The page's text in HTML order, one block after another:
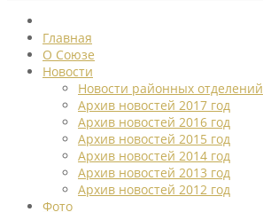
Главная
О Союзе
Новости
Новости районных отделений
Архив новостей 2017 год
Архив новостей 2016 год
Архив новостей 2015 год
Архив новостей 2014 год
Архив новостей 2013 год
Архив новостей 2012 год
Фото